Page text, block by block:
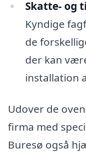
Skatte- og
Kyndige
de
der kan
installation
Udover de
firma med
Buresø også